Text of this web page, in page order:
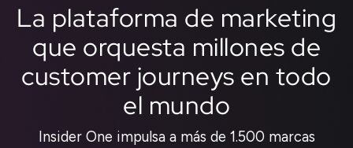
La plataforma de marketing
que orquesta millones de
customer journeys en todo
el mundo
Insider One impulsa a más de 1.500 marcas